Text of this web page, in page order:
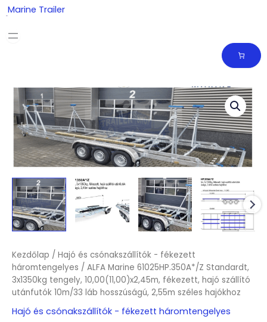
Skip
to
content
Marine Trailer
Kezdőlap / Hajó és csónakszállítók - fékezett
háromtengelyes / ALFA Marine 61025HP.350A*/Z Standardt,
3x1350kg tengely, 10,00(11,00)x2,45m, fékezett, hajó szállító
utánfutók 10m/33 láb hosszúságú, 2,55m széles hajókhoz
Hajó és csónakszállítók - fékezett háromtengelyes